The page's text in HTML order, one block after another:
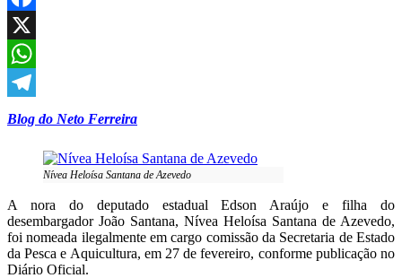
Facebook
X
WhatsApp
Telegram
Blog do Neto Ferreira
Nívea Heloísa Santana de Azevedo
A nora do deputado estadual Edson Araújo e filha do
desembargador João Santana, Nívea Heloísa Santana de Azevedo,
foi nomeada ilegalmente em cargo comissão da Secretaria de Estado
da Pesca e Aquicultura, em 27 de fevereiro, conforme publicação no
Diário Oficial.